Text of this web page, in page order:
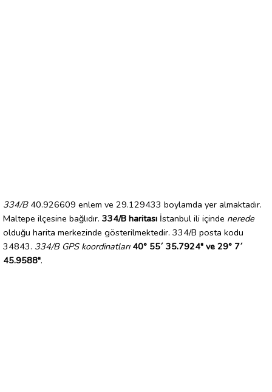
334/B40.926609 enlem ve 29.129433 boylamda yer almaktadır.
Maltepe ilçesine bağlıdır. 334/B haritası İstanbul ili içinde nerede
olduğu harita merkezinde gösterilmektedir. 334/B posta kodu
34843. 334/B GPS koordinatları 40° 55´ 35.7924" ve 29° 7´
45.9588".